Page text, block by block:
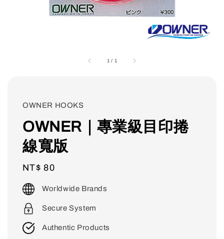
1 / 1
OWNER HOOKS
OWNER｜專業級目印捲
線寬版
Regular
price
NT$ 80
Worldwide Brands
Secure System
Authentic Products